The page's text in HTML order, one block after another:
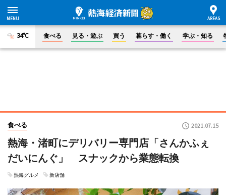
34°C 食べる 見る・遊ぶ 買う 暮らす・働く 学ぶ・知る
食べる 2021.07.15
熱海・渚町にデリバリー専門店「さんかふぇ
だいにんぐ」 スナックから業態転換
熱海グルメ 新店舗